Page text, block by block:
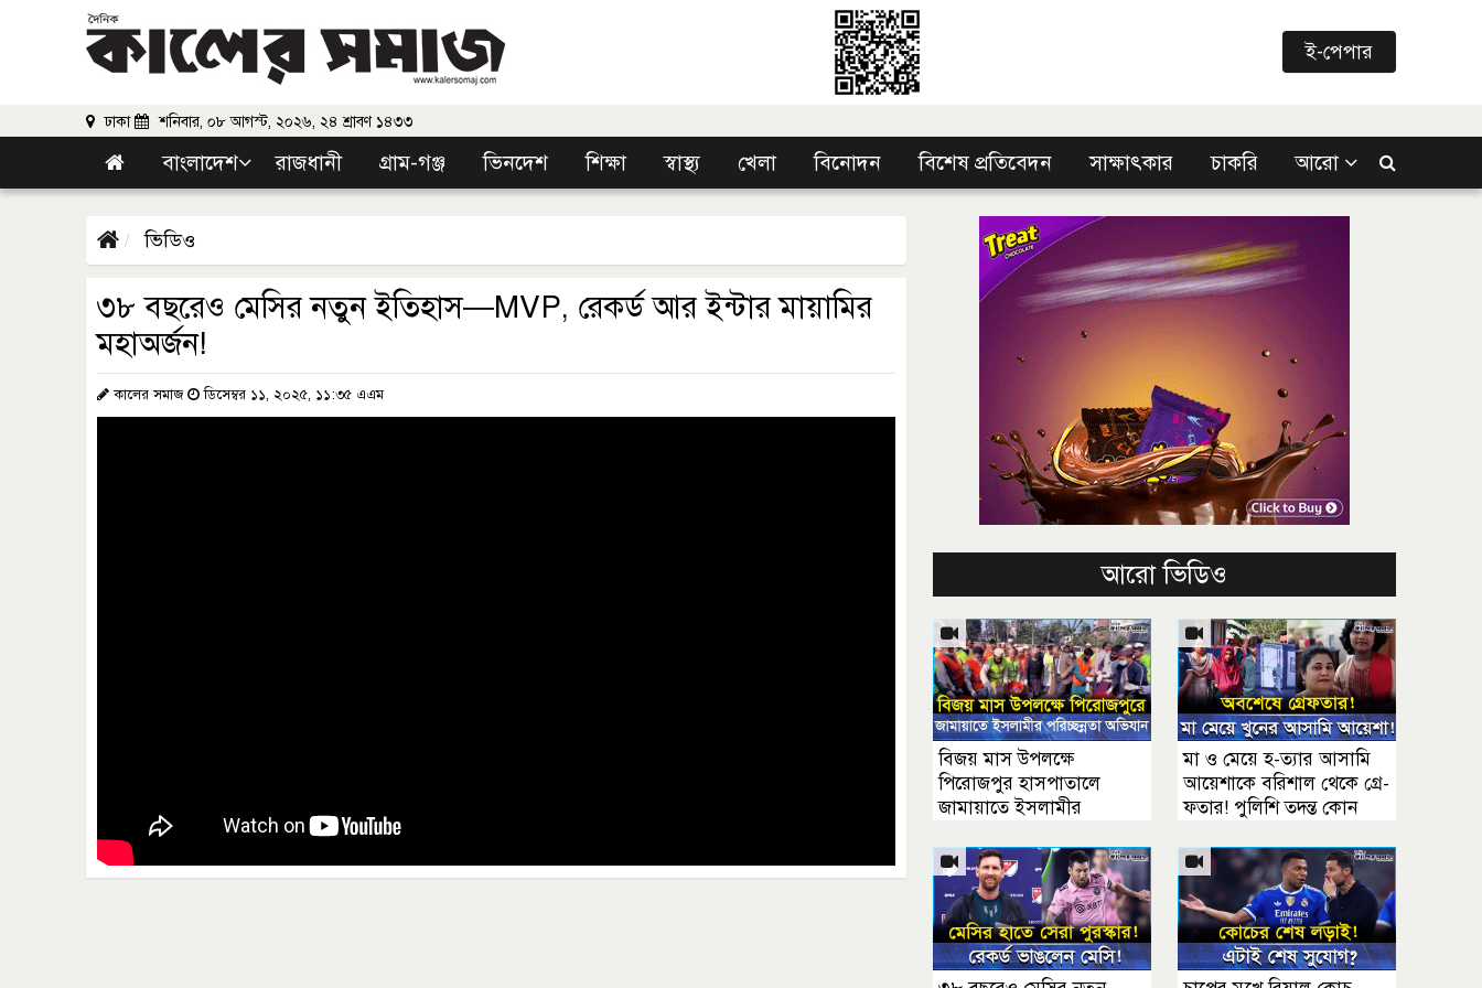
ই-পেপার
ঢাকা শনিবার, ০৮ আগস্ট, ২০২৬, ২৪ শ্রাবণ ১৪৩৩
বাংলাদেশ রাজধানী গ্রাম-গঞ্জ ভিনদেশ শিক্ষা স্বাস্থ্য খেলা বিনোদন বিশেষ প্রতিবেদন সাক্ষাৎকার চাকরি আরো
ভিডিও
৩৮ বছরেও মেসির নতুন ইতিহাস—MVP, রেকর্ড আর ইন্টার মায়ামির
মহাঅর্জন!
কালের সমাজ ডিসেম্বর ১১, ২০২৫, ১১:৩৫ এএম
আরো ভিডিও
বিজয় মাস উপলক্ষে
পিরোজপুর হাসপাতালে
জামায়াতে ইসলামীর
সাঈদী
মা ও মেয়ে হ-ত্যার আসামি
আয়েশাকে বরিশাল থেকে গ্রে-
ফতার! পুলিশি তদন্ত কোন